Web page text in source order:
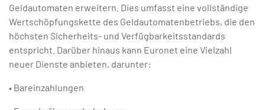
Geldautomaten erweitern. Dies umfasst eine vollständige
Wertschöpfungskette des Geldautomatenbetriebs, die den
höchsten Sicherheits- und Verfügbarkeitsstandards
entspricht. Darüber hinaus kann Euronet eine Vielzahl
neuer Dienste anbieten, darunter:
• Bareinzahlungen